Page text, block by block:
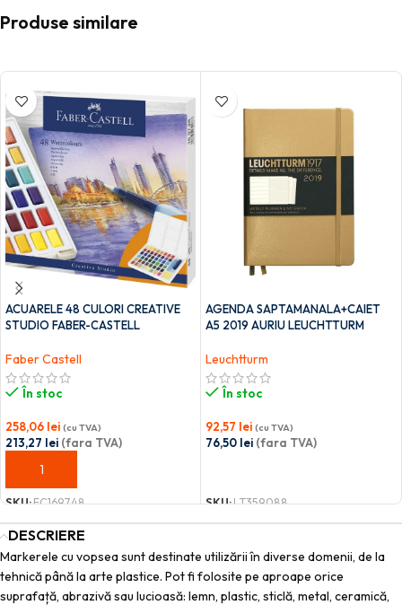
Produse similare
ACUARELE 48 CULORI CREATIVE
STUDIO FABER-CASTELL
Faber Castell
În stoc
258,06 lei (cu TVA)
213,27 lei (fara TVA)
ADAUGĂ ÎN COȘ
SKU:FC169748
AGENDA SAPTAMANALA+CAIET
A5 2019 AURIU LEUCHTTURM
Leuchtturm
În stoc
92,57 lei (cu TVA)
76,50 lei (fara TVA)
SKU:LT359088
DESCRIERE
Markerele cu vopsea sunt destinate utilizării în diverse domenii, de la
tehnică până la arte plastice. Pot fi folosite pe aproape orice
suprafață, abrazivă sau lucioasă: lemn, plastic, sticlă, metal, ceramică,